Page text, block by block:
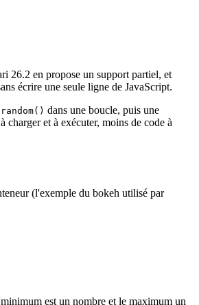
26.2 en propose un support partiel, et
écrire une seule ligne de JavaScript.
dans une boucle, puis une
et à exécuter, moins de code à
(l'exemple du bokeh utilisé par
est un nombre et le maximum un